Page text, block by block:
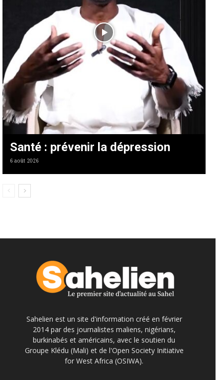
Santé : prévenir la dépression
6 août 2026
Sahelien est un site d'information créé en février
2014 par des journalistes maliens, nigérians,
burkinabés et américains, avec le soutien du
Groupe Klédu (Mali) et de l'Open Society Initiative
for West Africa (OSIWA).